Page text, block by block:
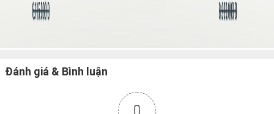
Đánh giá & Bình luận